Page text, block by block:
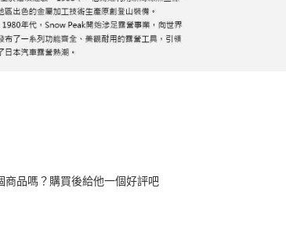
商品嗎？購買後給他一個好評吧